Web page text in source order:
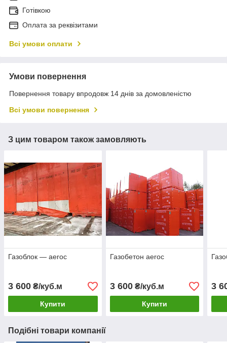
Готівкою
Оплата за реквізитами
Всі умови оплати
Умови повернення
Повернення товару впродовж 14 днів за домовленістю
Всі умови повернення
З цим товаром також замовляють
Газоблок — aeroc
3 600 ₴/куб.м
Купити
Газобетон aeroc
3 600₴/куб.м
Купити
3
Подібні товари компанії